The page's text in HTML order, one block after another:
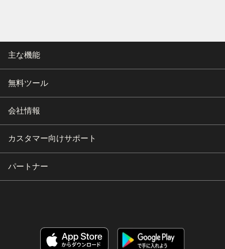
主な機能
無料ツール
会社情報
カスタマー向けサポート
パートナー